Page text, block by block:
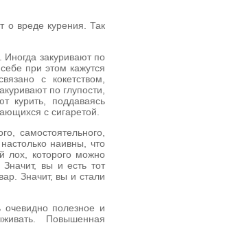
о вреде курения. Так
Иногда закуривают по
при этом кажутся
с кокетством,
по глупости,
курить, поддаваясь
с сигаретой.
самостоятельного,
наивны, что
лох, которого можно
вы и есть тот
Значит, вы и стали
полезное и
Повышенная